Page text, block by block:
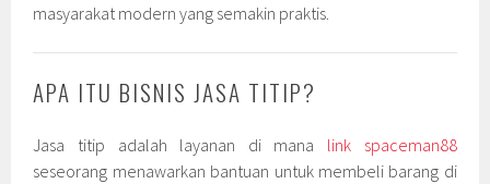
masyarakat modern yang semakin praktis.
APA ITU BISNIS JASA TITIP?
Jasa titip adalah layanan di mana link spaceman88
seseorang menawarkan bantuan untuk membeli barang di